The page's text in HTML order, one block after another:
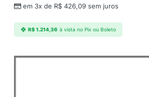
em 3x de R$ 426,09 sem juros
R$1.214,36 à vista no Pix ou Boleto